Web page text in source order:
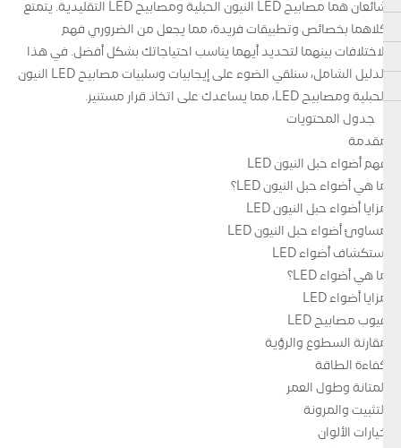
شائعان هما مصابيح LED النيون الحبلية ومصابيح LED التقليدية. يتمتع
كلاهما بخصائص وتطبيقات فريدة، مما يجعل من الضروري فهم
الاختلافات بينهما لتحديد أيهما يناسب احتياجاتك بشكل أفضل. في هذا
الدليل الشامل، سنلقي الضوء على إيجابيات وسلبيات مصابيح LED النيون
الحبلية ومصابيح LED، مما يساعدك على اتخاذ قرار مستنير.
جدول المحتويات
مقدمة
فهم أضواء حبل النيون LED
ما هي أضواء حبل النيون LED؟
مزايا أضواء حبل النيون LED
مساوئ أضواء حبل النيون LED
استكشاف أضواء LED
ما هي أضواء LED؟
مزايا أضواء LED
عيوب مصابيح LED
مقارنة السطوع والرؤية
كفاءة الطاقة
المتانة وطول العمر
التثبيت والمرونة
خيارات الألوان